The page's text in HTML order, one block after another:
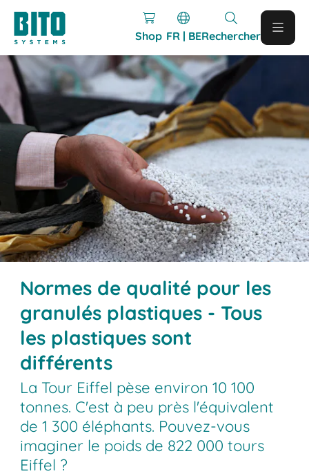
Shop FR | BERechercher
Normes de qualité pour les
granulés plastiques - Tous
les plastiques sont
différents
La Tour Eiffel pèse environ 10 100
tonnes. C'est à peu près l'équivalent
de 1 300 éléphants. Pouvez-vous
imaginer le poids de 822 000 tours
Eiffel ?